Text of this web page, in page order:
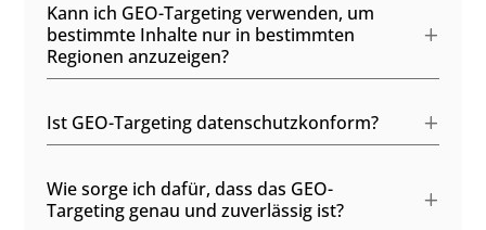
Kann ich GEO-Targeting verwenden, um
bestimmte Inhalte nur in bestimmten
Regionen anzuzeigen?
Ist GEO-Targeting datenschutzkonform?
Wie sorge ich dafür, dass das GEO-
Targeting genau und zuverlässig ist?